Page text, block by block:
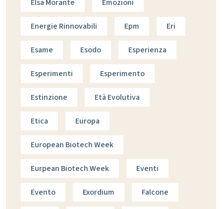
Elsa Morante Emozioni
Energie Rinnovabili Epm Eri
Esame Esodo Esperienza
Esperimenti Esperimento
Estinzione Età Evolutiva
Etica Europa
European Biotech Week
Eurpean Biotech Week Eventi
Evento Exordium Falcone